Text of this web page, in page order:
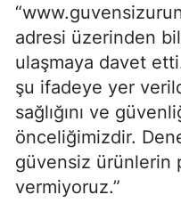
adresi üzerinden
ulaşmaya davet
şu ifadeye yer
sağlığını ve
önceliğimizdir.
güvensiz ürünlerin
vermiyoruz.”